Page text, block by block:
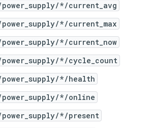
*/current_avg
*/current_max
*/current_now
*/cycle_count
*/health
*/online
*/present